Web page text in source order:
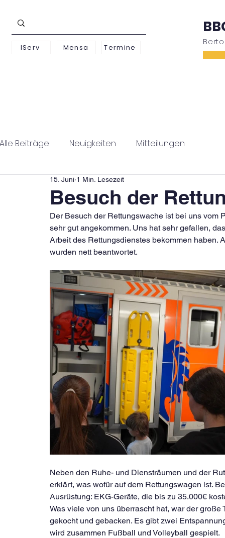
IServ Mensa Termine
Alle Beiträge Neuigkeiten Mitteilungen
Besuch der
15. Juni 1 Min. Lesezeit
Der Besuch der Rettungswache ist bei uns
sehr gut angekommen. Uns hat sehr gefallen,
Arbeit des Rettungsdienstes bekommen
wurden nett beantwortet.
Neben den Ruhe- und Diensträumen und der
erklärt, was wofür auf dem Rettungswagen ist.
Ausrüstung: EKG-Geräte, die bis zu 35.000€
Was viele von uns überrascht hat, war der
gekocht und gebacken. Es gibt zwei
wird zusammen Fußball und Volleyball gespielt.